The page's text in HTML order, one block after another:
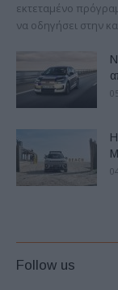
εκτεταμένο
να οδηγήσει στην
Follow us